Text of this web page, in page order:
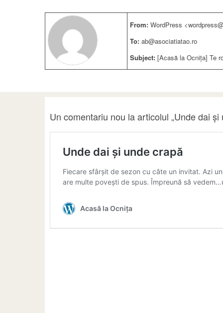
From: WordPress
To: ab@asociatiatao.ro
Subject: [Acasă la Ocnița] Te
Un comentariu nou la articolul „Unde dai